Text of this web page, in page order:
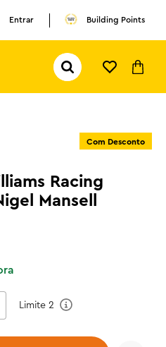
Entrar Building Points
Pesquisar...
Com Desconto
Racing
Mansell
Limite 2